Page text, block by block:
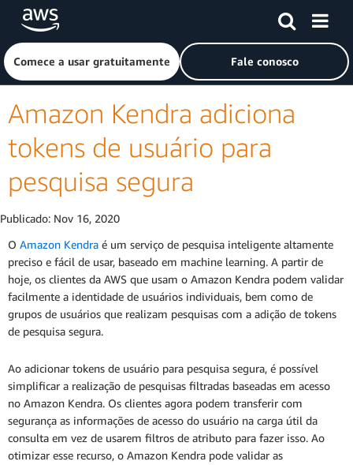
Pular para o conteúdo principal
Clique aqui para voltar à página inicial da Amazon Web
Comece a usar gratuitamente Fale conosco
Amazon Kendra adiciona
tokens de usuário para
pesquisa segura
Publicado: Nov 16, 2020
O Amazon Kendra é um serviço de pesquisa inteligente altamente
preciso e fácil de usar, baseado em machine learning. A partir de
hoje, os clientes da AWS que usam o Amazon Kendra podem validar
facilmente a identidade de usuários individuais, bem como de
grupos de usuários que realizam pesquisas com a adição de tokens
de pesquisa segura.
Ao adicionar tokens de usuário para pesquisa segura, é possível
simplificar a realização de pesquisas filtradas baseadas em acesso
no Amazon Kendra. Os clientes agora podem transferir com
segurança as informações de acesso do usuário na carga útil da
consulta em vez de usarem filtros de atributo para fazer isso. Ao
otimizar esse recurso, o Amazon Kendra pode validar as